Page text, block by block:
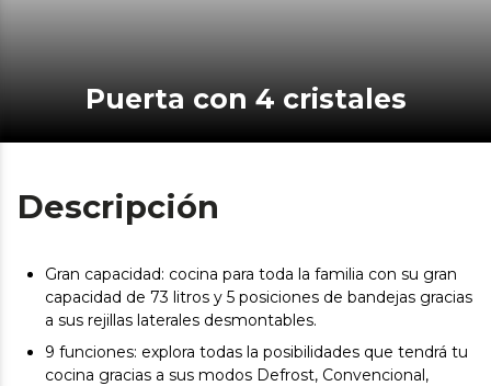
Puerta con 4 cristales
Descripción
Gran capacidad: cocina para toda la familia con su gran
capacidad de 73 litros y 5 posiciones de bandejas gracias
a sus rejillas laterales desmontables.
9 funciones: explora todas la posibilidades que tendrá tu
cocina gracias a sus modos Defrost, Convencional,